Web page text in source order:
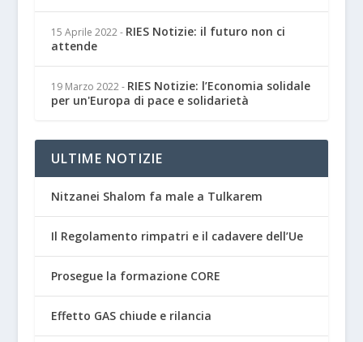
15 Aprile 2022 - RIES Notizie: il futuro non ci
attende
19 Marzo 2022 - RIES Notizie: l’Economia solidale
per un'Europa di pace e solidarietà
ULTIME NOTIZIE
Nitzanei Shalom fa male a Tulkarem
Il Regolamento rimpatri e il cadavere dell’Ue
Prosegue la formazione CORE
Effetto GAS chiude e rilancia